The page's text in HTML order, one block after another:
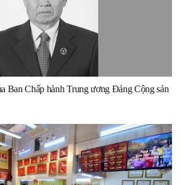
Ban Chấp hành Trung ương Đảng Cộng sản